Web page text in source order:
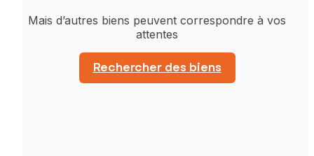
Mais d’autres biens peuvent correspondre à vos
attentes
Rechercher des biens